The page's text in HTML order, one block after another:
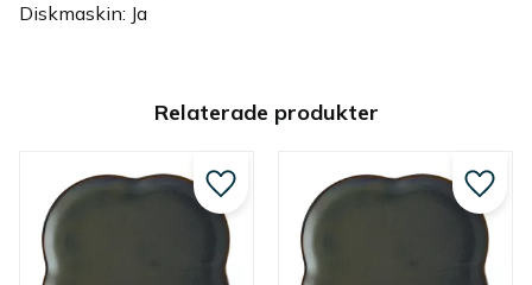
Diskmaskin: Ja
Relaterade produkter
Lägg till i favoriter Lägg